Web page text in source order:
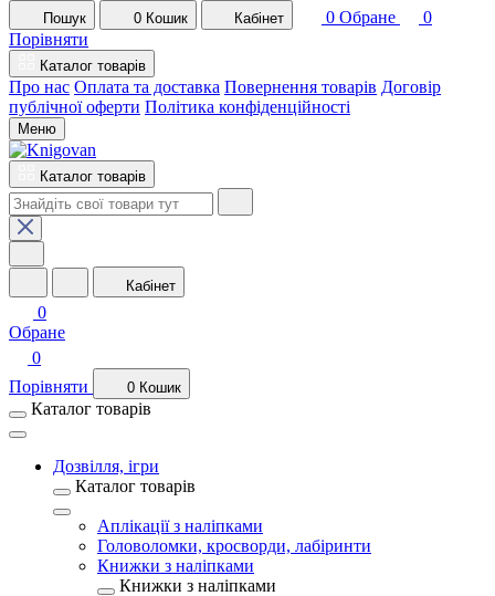
Пошук 0 Кошик Кабінет 0 Обране
0
Порівняти
Каталог товарів
Про нас Оплата та доставка Повернення товарів Договір
публічної оферти Політика конфіденційності
Меню
Каталог товарів
Кабінет
0
Обране
0
Порівняти
0 Кошик
Каталог товарів
Дозвілля, ігри
Каталог товарів
Аплікації з наліпками
Головоломки, кросворди, лабіринти
Книжки з наліпками
Книжки з наліпками